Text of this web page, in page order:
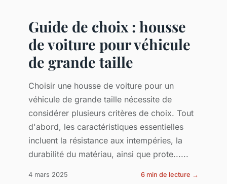
Guide de choix : housse
de voiture pour véhicule
de grande taille
Choisir une housse de voiture pour un
véhicule de grande taille nécessite de
considérer plusieurs critères de choix. Tout
d'abord, les caractéristiques essentielles
incluent la résistance aux intempéries, la
durabilité du matériau, ainsi que prote......
4 mars 2025 6 min de lecture →